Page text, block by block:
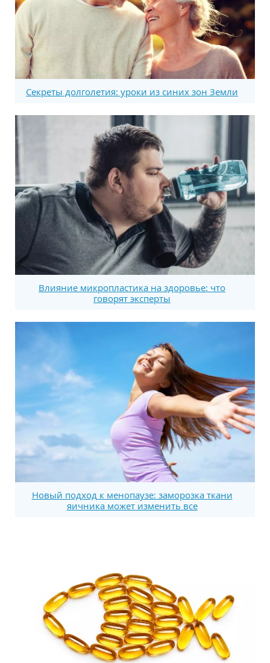
Секреты долголетия: уроки из синих зон Земли
Влияние микропластика на здоровье: что
говорят эксперты
Новый подход к менопаузе: заморозка ткани
яичника может изменить все